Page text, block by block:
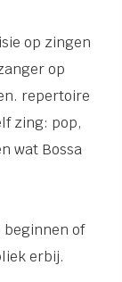
op zingen
op
repertoire
zing: pop,
wat Bossa
beginnen of
erbij.